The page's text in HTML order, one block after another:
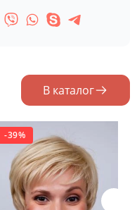
В каталог
-39%